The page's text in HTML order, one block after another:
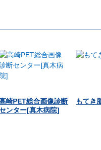
崎PET総合画像診断
ンター[真木病院]
もてき